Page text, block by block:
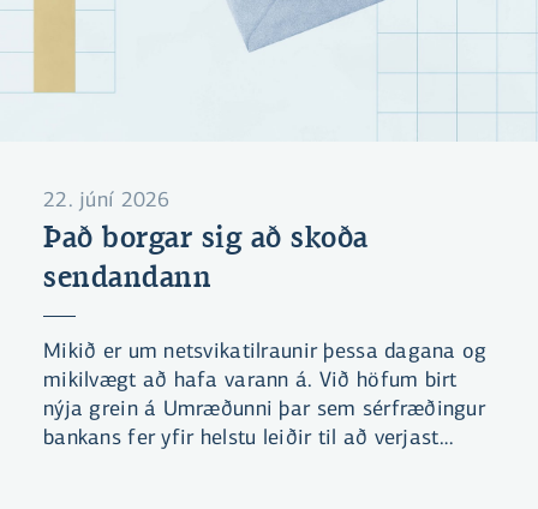
22. júní 2026
Það borgar sig að skoða
sendandann
Mikið er um netsvikatilraunir þessa dagana og
mikilvægt að hafa varann á. Við höfum birt
nýja grein á Umræðunni þar sem sérfræðingur
bankans fer yfir helstu leiðir til að verjast